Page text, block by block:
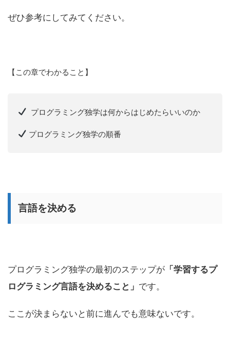
ぜひ参考にしてみてください。
【この章でわかること】
プログラミング独学は何からはじめたらいいのか
プログラミング独学の順番
言語を決める
プログラミング独学の最初のステップが 「学習するプ
ログラミング言語を決めること」 です。
ここが決まらないと前に進んでも意味ないです。